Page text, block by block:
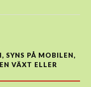
SYNS PÅ MOBILEN,
VÄXT ELLER